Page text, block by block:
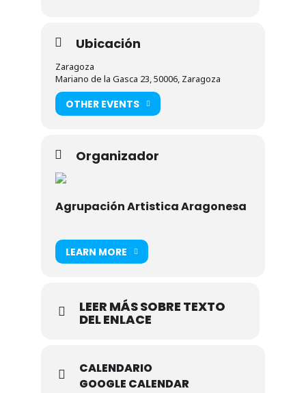
Ubicación
Zaragoza
Mariano de la Gasca 23, 50006, Zaragoza
OTHER EVENTS
Organizador
Agrupación Artistica Aragonesa
LEARN MORE
LEER MÁS SOBRE TEXTO
DEL ENLACE
CALENDARIO
GOOGLE CALENDAR